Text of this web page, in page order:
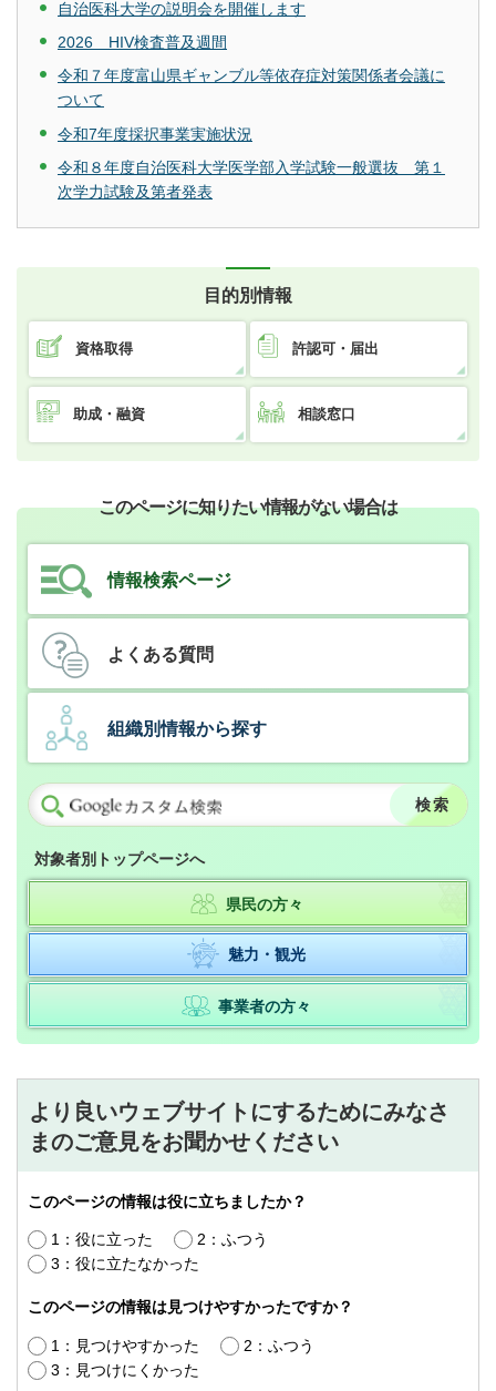
自治医科大学の説明会を開催します
2026 HIV検査普及週間
令和７年度富山県ギャンブル等依存症対策関係者会議に
ついて
令和7年度採択事業実施状況
令和８年度自治医科大学医学部入学試験一般選抜 第１
次学力試験及第者発表
目的別情報
資格取得 許認可・届出
助成・融資 相談窓口
このページに知りたい情報がない場合は
情報検索ページ
よくある質問
組織別情報から探す
対象者別トップページへ
県民の方々
魅力・観光
事業者の方々
より良いウェブサイトにするためにみなさ
まのご意見をお聞かせください
このページの情報は役に立ちましたか？
1：役に立った
2：ふつう
3：役に立たなかった
このページの情報は見つけやすかったですか？
1：見つけやすかった
2：ふつう
3：見つけにくかった